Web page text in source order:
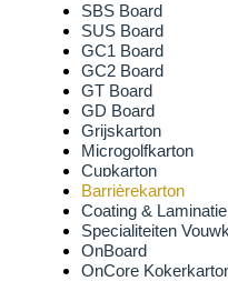
SBS Board
SUS Board
GC1 Board
GC2 Board
GT Board
GD Board
Grijskarton
Microgolfkarton
Cupkarton
Barrièrekarton
Coating & Laminatie
Specialiteiten
OnBoard
OnCore